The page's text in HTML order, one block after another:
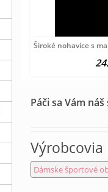
Široké nohavice s
Páči sa Vám
Dámske športové